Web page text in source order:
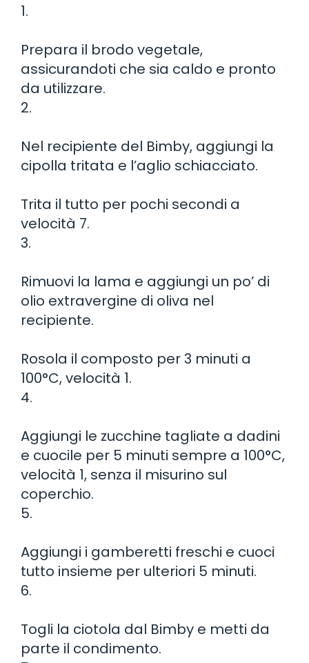
1.
Prepara il brodo vegetale,
assicurandoti che sia caldo e pronto
da utilizzare.
2.
Nel recipiente del Bimby, aggiungi la
cipolla tritata e l’aglio schiacciato.
Trita il tutto per pochi secondi a
velocità 7.
3.
Rimuovi la lama e aggiungi un po’ di
olio extravergine di oliva nel
recipiente.
Rosola il composto per 3 minuti a
100°C, velocità 1.
4.
Aggiungi le zucchine tagliate a dadini
e cuocile per 5 minuti sempre a 100°C,
velocità 1, senza il misurino sul
coperchio.
5.
Aggiungi i gamberetti freschi e cuoci
tutto insieme per ulteriori 5 minuti.
6.
Togli la ciotola dal Bimby e metti da
parte il condimento.